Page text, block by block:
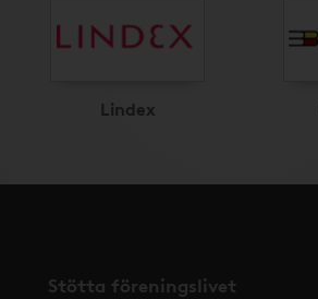
Lindex
Stötta föreningslivet